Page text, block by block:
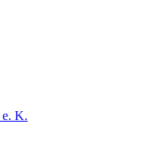
e. K.